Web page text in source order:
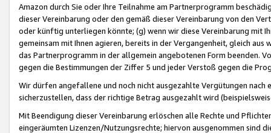
Amazon durch Sie oder Ihre Teilnahme am Partnerprogramm
dieser Vereinbarung oder den gemäß dieser Vereinbarung von den
oder künftig unterliegen könnte; (g) wenn wir diese Vereinbarung mit
gemeinsam mit Ihnen agieren, bereits in der Vergangenheit, gleich
das Partnerprogramm in der allgemein angebotenen Form beenden.
gegen die Bestimmungen der Ziffer 5 und jeder Verstoß gegen die
Wir dürfen angefallene und noch nicht ausgezahlte Vergütungen
sicherzustellen, dass der richtige Betrag ausgezahlt wird
Mit Beendigung dieser Vereinbarung erlöschen alle Rechte und
eingeräumten Lizenzen/Nutzungsrechte; hiervon ausgenommen sind